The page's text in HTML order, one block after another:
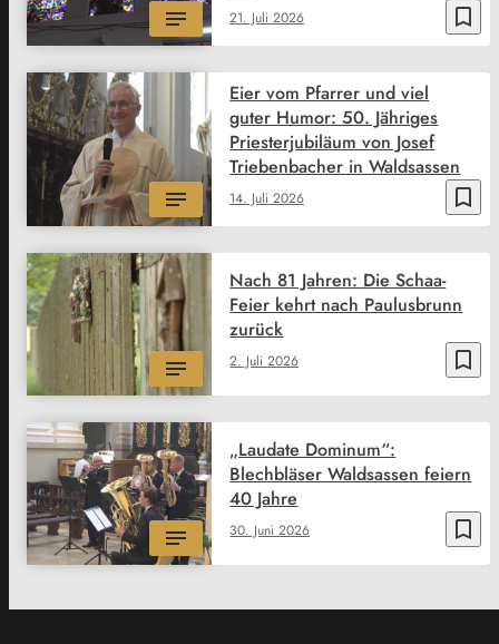
bookmark_border
21. Juli 2026
bookmark_border
14. Juli 2026
Eier vom Pfarrer und viel
guter Humor: 50. Jähriges
Priesterjubiläum von Josef
Triebenbacher in Waldsassen
bookmark_border
2. Juli 2026
Nach 81 Jahren: Die Schaa-
Feier kehrt nach Paulusbrunn
zurück
bookmark_border
30. Juni 2026
„Laudate Dominum“:
Blechbläser Waldsassen feiern
40 Jahre